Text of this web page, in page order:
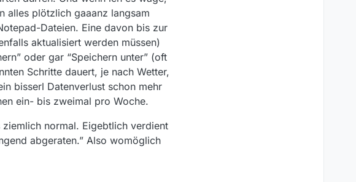
alles plötzlich gaaanz langsam
Dateien. Eine davon bis zur
aktualisiert werden müssen)
oder gar “Speichern unter” (oft
Schritte dauert, je nach Wetter,
bisserl Datenverlust schon mehr
ein- bis zweimal pro Woche.
normal. Eigebtlich verdient
abgeraten.” Also womöglich